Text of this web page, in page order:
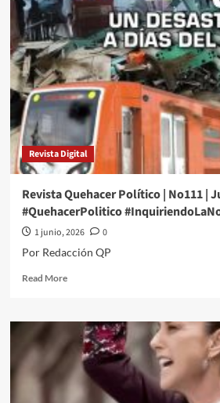
Político|
No112|
Julio
2026
#QPMX
#QuehacerPolitico
#InquiriendoLaNoticia
Revista Digital
Revista Quehacer Político | No111 |
#QuehacerPolitico
1 junio, 2026
0
Por Redacción QP
Read MoreRead
Revista
Quehacer
Político
No111